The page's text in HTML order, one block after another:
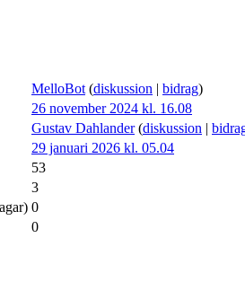
MelloBot (diskussion | bidrag)
26 november 2024 kl. 16.08
Gustav Dahlander (diskussion |
29 januari 2026 kl. 05.04
53
3
0
0